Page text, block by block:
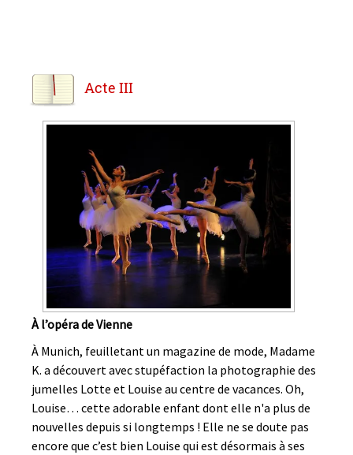
Acte III
À l’opéra de Vienne
À Munich, feuilletant un magazine de mode, Madame
K. a découvert avec stupéfaction la photographie des
jumelles Lotte et Louise au centre de vacances. Oh,
Louise… cette adorable enfant dont elle n'a plus de
nouvelles depuis si longtemps ! Elle ne se doute pas
encore que c’est bien Louise qui est désormais à ses